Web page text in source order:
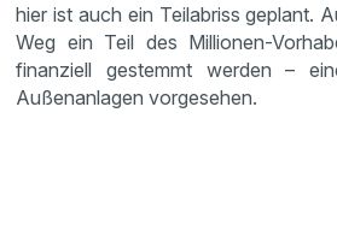
hier ist auch ein Teilabriss geplant.
Weg ein Teil des Millionen-
finanziell gestemmt werden –
Außenanlagen vorgesehen.